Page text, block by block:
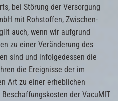
bei Störung der Versorgung
mit Rohstoffen, Zwischen-
auch, wenn wir aufgrund
zu einer Veränderung des
sind und infolgedessen die
die Ereignisse der im
Art zu einer erheblichen
der VacuMIT